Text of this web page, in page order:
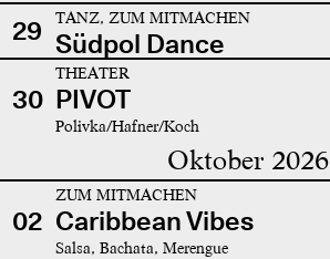
29 TANZ, ZUM MITMACHEN
Südpol Dance
30
THEATER
PIVOT
Polivka/Hafner/Koch
Oktober 2026
02
ZUM MITMACHEN
Caribbean Vibes
Salsa, Bachata, Merengue